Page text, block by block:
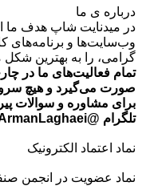
درباره ی ما
در میدنایت شاپ هدف ما
وب‌سایت‌ها و برنامه‌های
گرامی، را به بهترین
تمام فعالیت‌های ما در
صورت می‌گیرد و هیچ
برای مشاوره و سوالات
تلگرام @ArmanLaghaei در ارتباط باشید.
نماد اعتماد الکترونیک
نماد عضویت در انجمن